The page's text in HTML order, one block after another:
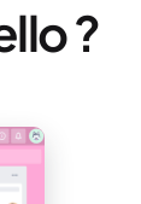
?